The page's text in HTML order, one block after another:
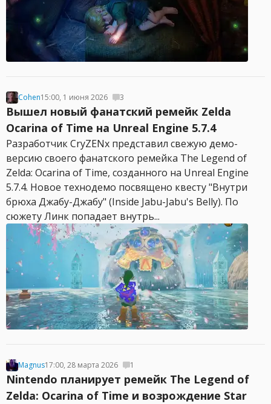
Cohen15:00, 1 июня 2026 3
Вышел новый фанатский ремейк Zelda
Ocarina of Time на Unreal Engine 5.7.4
Разработчик CryZENx представил свежую демо-
версию своего фанатского ремейка The Legend of
Zelda: Ocarina of Time, созданного на Unreal Engine
5.7.4. Новое технодемо посвящено квесту "Внутри
брюха Джабу-Джабу" (Inside Jabu-Jabu's Belly). По
сюжету Линк попадает внутрь...
Magnus17:00, 28 марта 2026 1
Nintendo планирует ремейк The Legend of
Zelda: Ocarina of Time и возрождение Star